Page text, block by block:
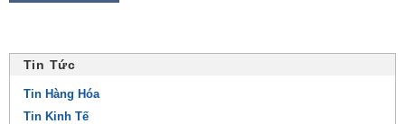
Tin Tức
Tin Hàng Hóa
Tin Kinh Tế